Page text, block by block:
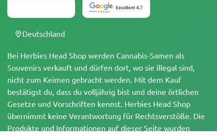
Bei Herbies Head Shop werden Cannabis-Samen als
Souvenirs verkauft und dürfen dort, wo sie illegal sind,
nicht zum Keimen gebracht werden. Mit dem Kauf
bestätigst du, dass du volljährig bist und deine örtlichen
Gesetze und Vorschriften kennst. Herbies Head Shop
übernimmt keine Verantwortung für Rechtsverstöße. Die
Produkte und Informationen auf dieser Seite wurden
Deutschland